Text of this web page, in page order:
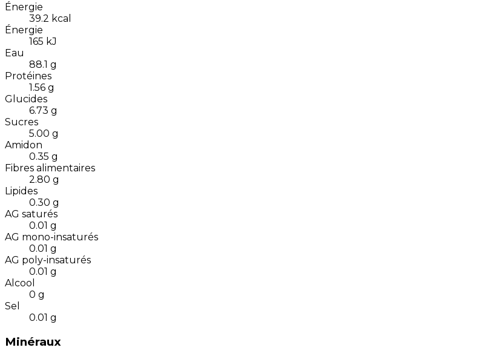
Énergie
39.2 kcal
Énergie
165 kJ
Eau
88.1 g
Protéines
1.56 g
Glucides
6.73 g
Sucres
5.00 g
Amidon
0.35 g
Fibres alimentaires
2.80 g
Lipides
0.30 g
AG saturés
0.01 g
AG mono-insaturés
0.01 g
AG poly-insaturés
0.01 g
Alcool
0 g
Sel
0.01 g
Minéraux